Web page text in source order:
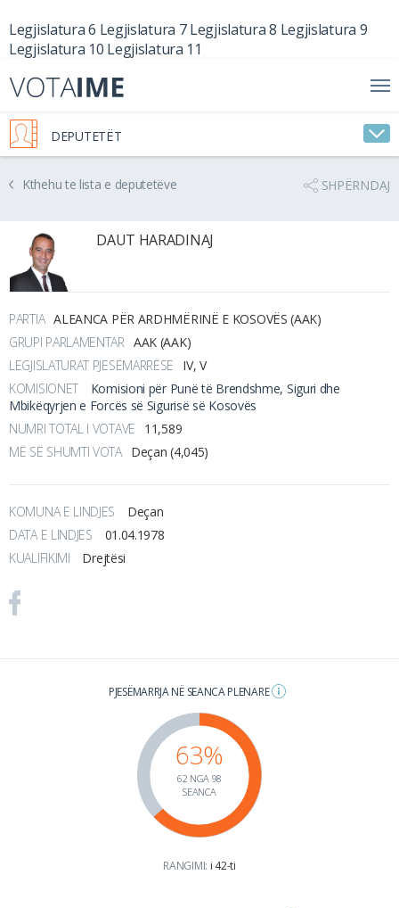
Legjislatura 6 Legjislatura 7 Legjislatura 8 Legjislatura 9
Legjislatura 10 Legjislatura 11
DEPUTETËT
Kthehu te lista e deputetëve SHPËRNDAJ
DAUT HARADINAJ
PARTIA ALEANCA PËR ARDHMËRINË E KOSOVËS (AAK)
GRUPI PARLAMENTAR AAK (AAK)
LEGJISLATURAT PJESËMARRËSE
IV, V
KOMISIONET
Komisioni për Punë të Brendshme, Siguri dhe
Mbikëqyrjen e Forcës së Sigurisë së Kosovës
NUMRI TOTAL I VOTAVE
11,589
MË SË SHUMTI VOTA Deçan (4,045)
KOMUNA E LINDJES
Deçan
DATA E LINDJES
01.04.1978
KUALIFIKIMI
Drejtësi
PJESËMARRJA NË SEANCA PLENARE
63%
62 NGA 98
SEANCA
RANGIMI: i 42-ti